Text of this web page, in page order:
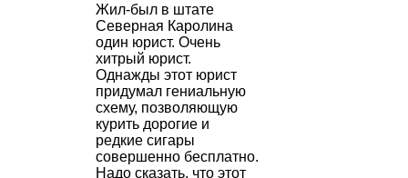
Жил-был в штате
Северная Каролина
один юрист. Очень
хитрый юрист.
Однажды этот юрист
придумал гениальную
схему, позволяющую
курить дорогие и
редкие сигары
совершенно бесплатно.
Надо сказать, что этот